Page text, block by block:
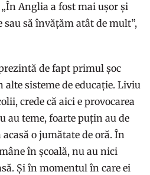
Anglia a fost mai ușor și
sau să învățăm atât de mult”,
de fapt primul șoc
sisteme de educație. Liviu
crede că aici e provocarea
au teme, foarte puțin au de
o jumătate de oră. În
în școală, nu au nici
Și în momentul în care ei